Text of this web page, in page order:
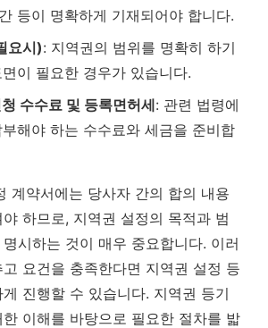
등이 명확하게 기재되어야 합니다.
요시): 지역권의 범위를 명확히 하기
이 필요한 경우가 있습니다.
수수료 및 등록면허세: 관련 법령에
해야 하는 수수료와 세금을 준비합
계약서에는 당사자 간의 합의 내용
하므로, 지역권 설정의 목적과 범
시하는 것이 매우 중요합니다. 이러
요건을 충족한다면 지역권 설정 등
진행할 수 있습니다. 지역권 등기
이해를 바탕으로 필요한 절차를 밟